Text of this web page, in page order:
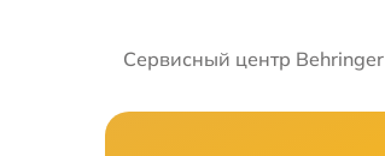
Сервисный центр Behringer